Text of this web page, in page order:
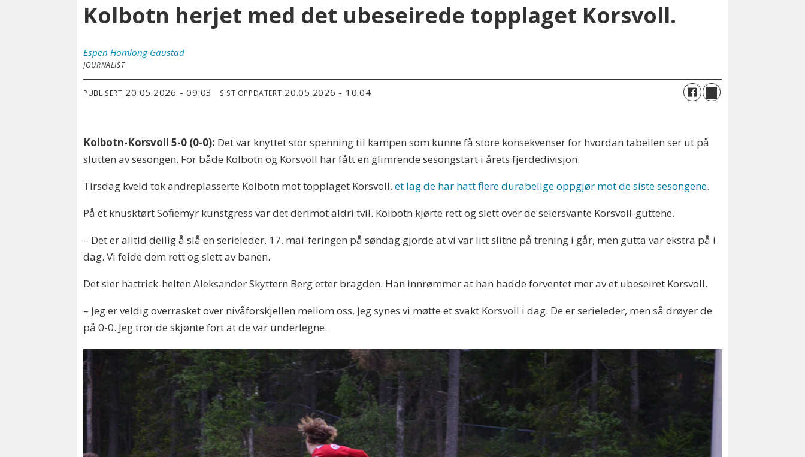
Kolbotn herjet med det ubeseirede topplaget Korsvoll.
Espen Homlong Gaustad
JOURNALIST
PUBLISERT 20.05.2026 - 09:03 SIST OPPDATERT 20.05.2026 - 10:04
Kolbotn-Korsvoll 5-0 (0-0): Det var knyttet stor spenning til kampen som kunne få store konsekvenser for hvordan tabellen ser ut på
slutten av sesongen. For både Kolbotn og Korsvoll har fått en glimrende sesongstart i årets fjerdedivisjon.
Tirsdag kveld tok andreplasserte Kolbotn mot topplaget Korsvoll,et lag de har hatt flere durabelige oppgjør mot de siste sesongene.
På et knusktørt Sofiemyr kunstgress var det derimot aldri tvil. Kolbotn kjørte rett og slett over de seiersvante Korsvoll-guttene.
– Det er alltid deilig å slå en serieleder. 17. mai-feringen på søndag gjorde at vi var litt slitne på trening i går, men gutta var ekstra på i
dag. Vi feide dem rett og slett av banen.
Det sier hattrick-helten Aleksander Skyttern Berg etter bragden. Han innrømmer at han hadde forventet mer av et ubeseiret Korsvoll.
– Jeg er veldig overrasket over nivåforskjellen mellom oss. Jeg synes vi møtte et svakt Korsvoll i dag. De er serieleder, men så drøyer de
på 0-0. Jeg tror de skjønte fort at de var underlegne.